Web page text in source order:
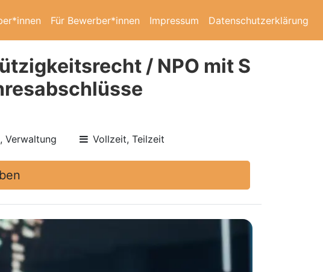
Für Bewerber*innen Impressum Datenschutzerklärung
/ NPO mit S
Verwaltung Vollzeit, Teilzeit